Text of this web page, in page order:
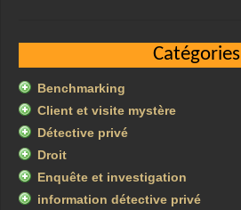
Catégories
Benchmarking
Client et visite mystère
Détective privé
Droit
Enquête et investigation
information détective privé